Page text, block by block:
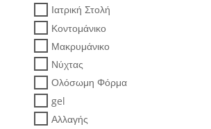
Ιατρική Στολή
Κοντομάνικο
Μακρυμάνικο
Νύχτας
Ολόσωμη Φόρμα
gel
Αλλαγής